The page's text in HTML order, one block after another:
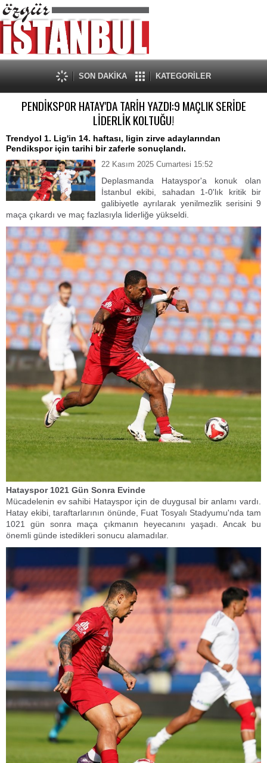
SON DAKİKA KATEGORİLER
PENDİKSPOR HATAY'DA TARİH YAZDI:9 MAÇLIK SERİDE
LİDERLİK KOLTUĞU!
​Trendyol 1. Lig'in 14. haftası, ligin zirve adaylarından
Pendikspor için tarihi bir zaferle sonuçlandı.
22 Kasım 2025 Cumartesi 15:52
Deplasmanda Hatayspor'a konuk olan
İstanbul ekibi, sahadan 1-0'lık kritik bir
galibiyetle ayrılarak yenilmezlik serisini 9
maça çıkardı ve maç fazlasıyla liderliğe yükseldi.
​Hatayspor 1021 Gün Sonra Evinde
​Mücadelenin ev sahibi Hatayspor için de duygusal bir anlamı vardı.
Hatay ekibi, taraftarlarının önünde, Fuat Tosyalı Stadyumu'nda tam
1021 gün sonra maça çıkmanın heyecanını yaşadı. Ancak bu
önemli günde istedikleri sonucu alamadılar.